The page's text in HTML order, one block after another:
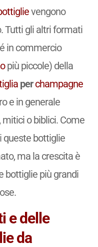
vengono
Tutti gli altri formati
in commercio
più piccole) della
perchampagne
e in generale
o biblici. Come
queste bottiglie
ma la crescita è
bottiglie più grandi
e delle
da